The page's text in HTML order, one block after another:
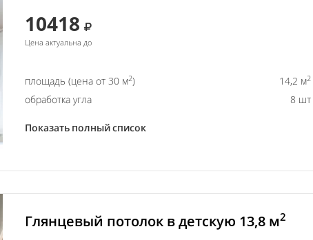
10418
Цена актуальна до
площадь (цена от 30 м2) 14,2 м2
обработка угла 8 шт
Показать полный список
Глянцевый потолок в детскую 13,8 м2